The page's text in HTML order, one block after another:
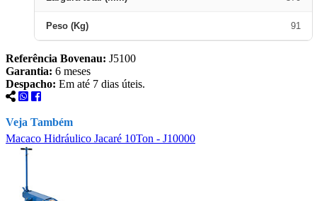
Peso (Kg) 91
Referência Bovenau: J5100
Garantia: 6 meses
Despacho: Em até 7 dias úteis.
Veja Também
Macaco Hidráulico Jacaré 10Ton - J10000